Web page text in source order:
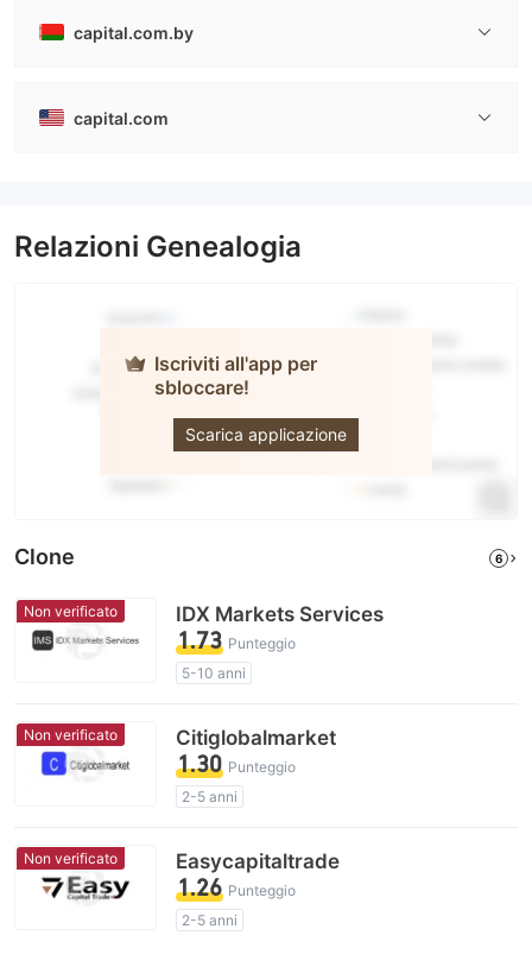
capital.com.by
capital.com
Relazioni Genealogia
Iscriviti all'app per
sbloccare!
Scarica applicazione
Clone 6
Non verificato IDX Markets Services
1.73 Punteggio
5-10 anni
Ambito dell' attività sospetto
Alto rischio potenziale
Non verificato Citiglobalmarket
1.30 Punteggio
2-5 anni
Ambito dell' attività sospetto
Alto rischio potenziale
Non verificato Easycapitaltrade
1.26 Punteggio
2-5 anni